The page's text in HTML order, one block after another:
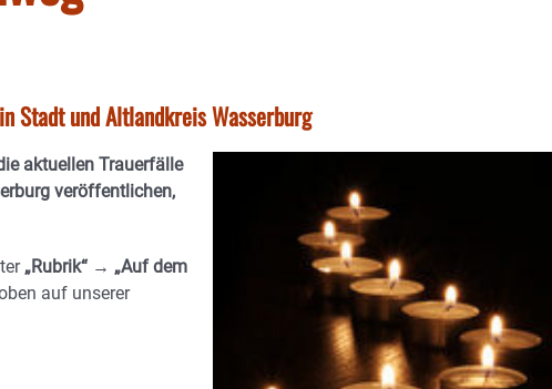
Stadt und Altlandkreis Wasserburg
aktuellen Trauerfälle
veröffentlichen,
„Rubrik“ → „Auf dem
auf unserer